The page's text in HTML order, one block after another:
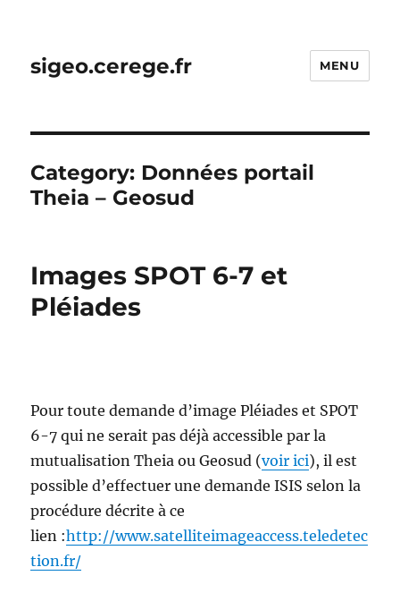
sigeo.cerege.fr MENU
Category: Données portail
Theia – Geosud
Images SPOT 6-7 et
Pléiades
Pour toute demande d’image Pléiades et SPOT
6-7 qui ne serait pas déjà accessible par la
mutualisation Theia ou Geosud (voir ici), il est
possible d’effectuer une demande ISIS selon la
procédure décrite à ce
lien :http://www.satelliteimageaccess.teledetec
tion.fr/